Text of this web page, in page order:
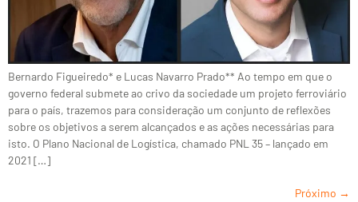
Bernardo Figueiredo* e Lucas Navarro Prado** Ao tempo em que o
governo federal submete ao crivo da sociedade um projeto ferroviário
para o país, trazemos para consideração um conjunto de reflexões
sobre os objetivos a serem alcançados e as ações necessárias para
isto. O Plano Nacional de Logística, chamado PNL 35 – lançado em
2021 […]
Próximo →